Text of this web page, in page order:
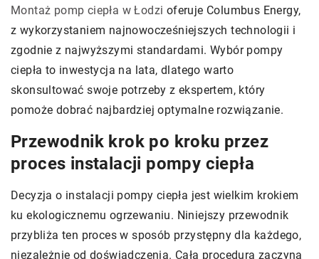
Montaż pomp ciepła w Łodzi oferuje Columbus Energy,
z wykorzystaniem najnowocześniejszych technologii i
zgodnie z najwyższymi standardami. Wybór pompy
ciepła to inwestycja na lata, dlatego warto
skonsultować swoje potrzeby z ekspertem, który
pomoże dobrać najbardziej optymalne rozwiązanie.
Przewodnik krok po kroku przez
proces instalacji pompy ciepła
Decyzja o instalacji pompy ciepła jest wielkim krokiem
ku ekologicznemu ogrzewaniu. Niniejszy przewodnik
przybliża ten proces w sposób przystępny dla każdego,
niezależnie od doświadczenia. Cała procedura zaczyna